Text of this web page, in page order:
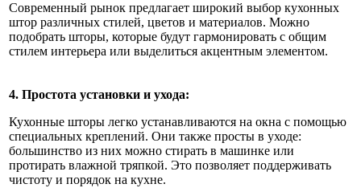
Современный рынок предлагает широкий выбор кухонных
штор различных стилей, цветов и материалов. Можно
подобрать шторы, которые будут гармонировать с общим
стилем интерьера или выделиться акцентным элементом.
4. Простота установки и ухода:
Кухонные шторы легко устанавливаются на окна с помощью
специальных креплений. Они также просты в уходе:
большинство из них можно стирать в машинке или
протирать влажной тряпкой. Это позволяет поддерживать
чистоту и порядок на кухне.